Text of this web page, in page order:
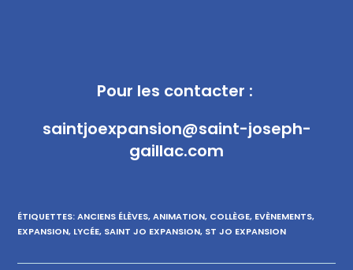
Pour les contacter :
saintjoexpansion@saint-joseph-
gaillac.com
ÉTIQUETTES:ANCIENS ÉLÈVES, ANIMATION, COLLÈGE, EVÈNEMENTS,
EXPANSION, LYCÉE, SAINT JO EXPANSION, ST JO EXPANSION